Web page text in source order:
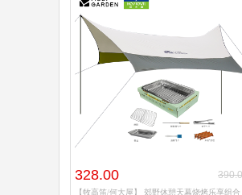
328.00
【牧高笛/何大屋】 郊野休憩天幕烧烤乐享组合